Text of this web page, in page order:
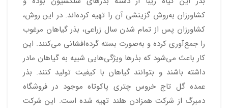
کشاورزان به‌روش گزینشی آن را تهیه کرده‌اند. در این روش،
کشاورزان پس از تمام شدن سال زراعی، بذر گیاهان مرغوب
را جمع‌آوری کرده و به‌صورت بسته گرده‌افشانی می‌کنند. این
کار باعث می‌شود که بذرها ویژگی‌هایی شبیه به گیاهان مادر
داشته باشند و بتوانند گیاهان با کیفیت تولید کنند. بذر
عمده گل تاج خروس چتری پاکوتاه موجود در فروشگاه
دمبرگ از شرکت همزادن هلند تهیه شده است. این شرکت